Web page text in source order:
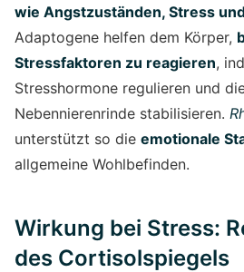
wie Angstzuständen, Stress
Adaptogene helfen dem Körper,
Stressfaktoren zu reagieren,
Stresshormone regulieren und
Nebennierenrinde stabilisieren.
unterstützt so die emotionale
allgemeine Wohlbefinden.
Wirkung bei Stress:
des Cortisolspiegels